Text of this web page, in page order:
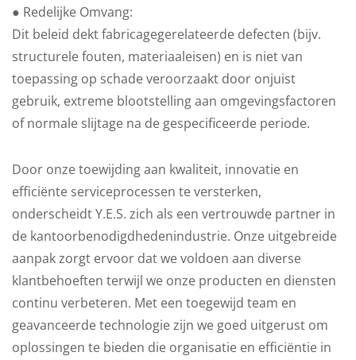
● Redelijke Omvang:
Dit beleid dekt fabricagegerelateerde defecten (bijv.
structurele fouten, materiaaleisen) en is niet van
toepassing op schade veroorzaakt door onjuist
gebruik, extreme blootstelling aan omgevingsfactoren
of normale slijtage na de gespecificeerde periode.
Door onze toewijding aan kwaliteit, innovatie en
efficiënte serviceprocessen te versterken,
onderscheidt Y.E.S. zich als een vertrouwde partner in
de kantoorbenodigdhedenindustrie. Onze uitgebreide
aanpak zorgt ervoor dat we voldoen aan diverse
klantbehoeften terwijl we onze producten en diensten
continu verbeteren. Met een toegewijd team en
geavanceerde technologie zijn we goed uitgerust om
oplossingen te bieden die organisatie en efficiëntie in